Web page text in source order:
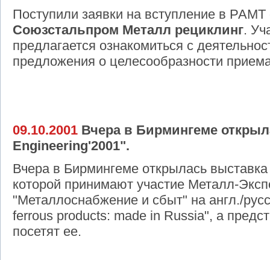
Поступили заявки на вступление в
Союзстальпром Металл рециклинг.
предлагается ознакомиться с
предложения о целесообразности
09.10.2001 Вчера в Бирмингеме
Engineering'2001".
Вчера в Бирмингеме открылась
которой принимают участие Металл-
"Металлоснабжение и сбыт" на англ./
ferrous products: made in Russia", а
посетят ее.